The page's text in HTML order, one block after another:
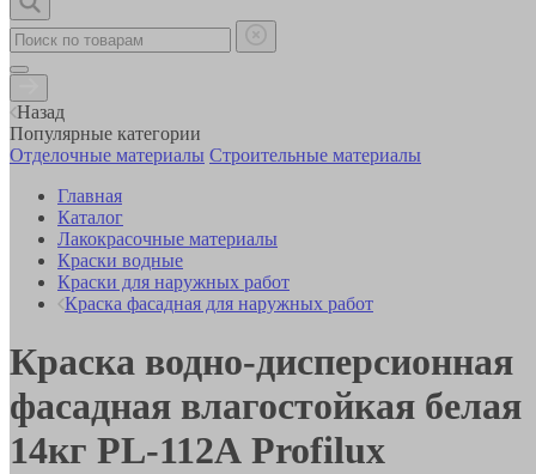
Назад
Популярные категории
Отделочные материалы Строительные материалы
Главная
Каталог
Лакокрасочные материалы
Краски водные
Краски для наружных работ
Краска фасадная для наружных работ
Краска водно-дисперсионная
фасадная влагостойкая белая
14кг PL-112А Profilux